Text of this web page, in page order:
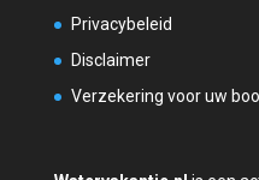
Privacybeleid
Disclaimer
Verzekering voor uw